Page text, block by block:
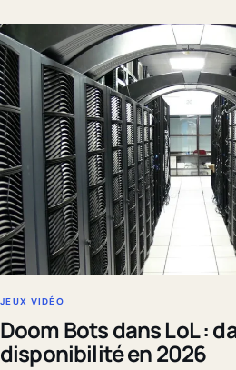
JEUX VIDÉO
Doom Bots dans LoL :
disponibilité en 2026